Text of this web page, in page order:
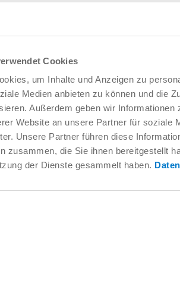
Cookies
um Inhalte und Anzeigen zu
Medien anbieten zu können und die
Außerdem geben wir Informationen
Website an unsere Partner für soziale
Unsere Partner führen diese
zusammen, die Sie ihnen bereitgestellt
der Dienste gesammelt haben.
Arkusz danych PDF
Do pobrania
Wykazy części zamiennych